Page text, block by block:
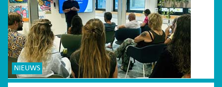
NIEUWS